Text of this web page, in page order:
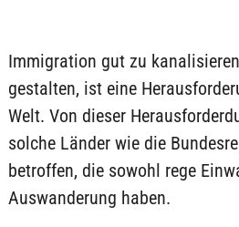
Immigration gut zu
gestalten, ist eine
Welt. Von dieser
solche Länder wie die
betroffen, die sowohl rege
Auswanderung haben.